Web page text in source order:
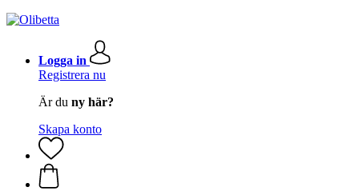
Logga in
Registrera nu
Är du ny här?
Skapa konto